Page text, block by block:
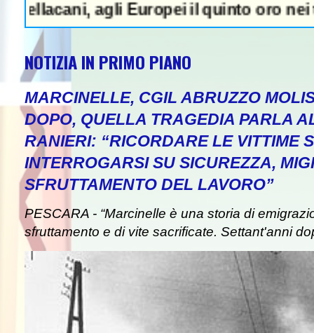
agli Europei il quinto oro nei tuffi
NOTIZIA IN PRIMO PIANO
MARCINELLE, CGIL ABRUZZO
DOPO, QUELLA TRAGEDIA PARLA
RANIERI: “RICORDARE LE VITTIME
INTERROGARSI SU SICUREZZA,
SFRUTTAMENTO DEL LAVORO”
PESCARA - “Marcinelle è una storia di
sfruttamento e di vite sacrificate. Settant'anni